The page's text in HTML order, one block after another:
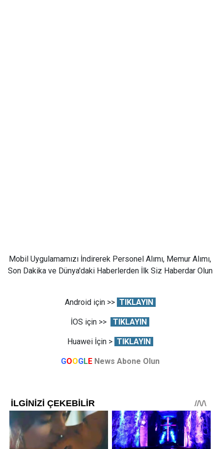
Mobil Uygulamamızı İndirerek Personel Alımı, Memur Alımı,
Son Dakika ve Dünya'daki Haberlerden İlk Siz Haberdar Olun
Android için >> TIKLAYIN
İOS için >> TIKLAYIN
Huawei İçin > TIKLAYIN
GOOGLE News Abone Olun